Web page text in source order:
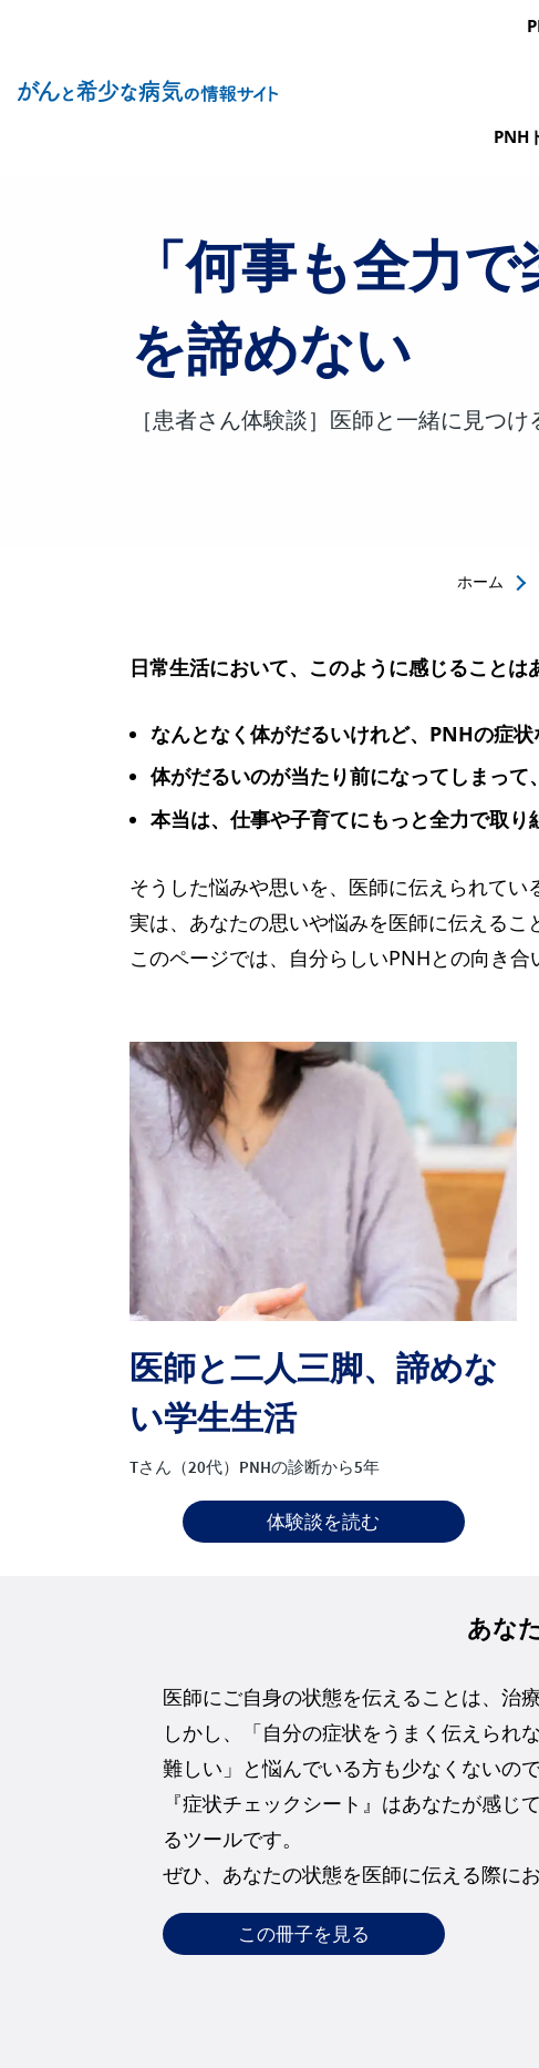
Site Logo
PNH
「何事も全力で
を諦めない
［患者さん体験談］医師と一緒に見つ
ホーム
日常生活において、このように感じることは
なんとなく体がだるいけれど、PNHの症
体がだるいのが当たり前になってしまって
本当は、仕事や子育てにもっと全力で取り
そうした悩みや思いを、医師に伝えられてい
実は、あなたの思いや悩みを医師に伝えるこ
このページでは、自分らしいPNHとの向き
医師と二人三脚、諦めな
い学生生活
Tさん（20代）PNHの診断から5年
体験談を読む
あな
医師にご自身の状態を伝えることは、治
しかし、「自分の症状をうまく伝えられ
難しい」と悩んでいる方も少なくないの
『症状チェックシート』はあなたが感じ
るツールです。
ぜひ、あなたの状態を医師に伝える際に
この冊子を見る